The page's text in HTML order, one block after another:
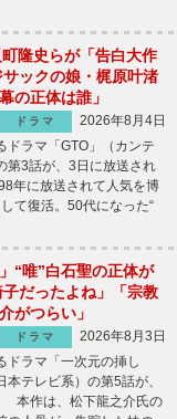
町隆史らが「告白大作
ックの娘・梶原叶渚
の正体は誰」
ドラマ
2026年8月4日
ラマ「GTO」（カンテ
第3話が、3日に放送され
年に放送されて人気を博
て復活。50代になった“
“唯”白石聖の正体が
だったよね」「宗教
がつらい」
ドラマ
2026年8月3日
ラマ「一次元の挿し
テレビ系）の第5話が、
本作は、松下龍之介氏の